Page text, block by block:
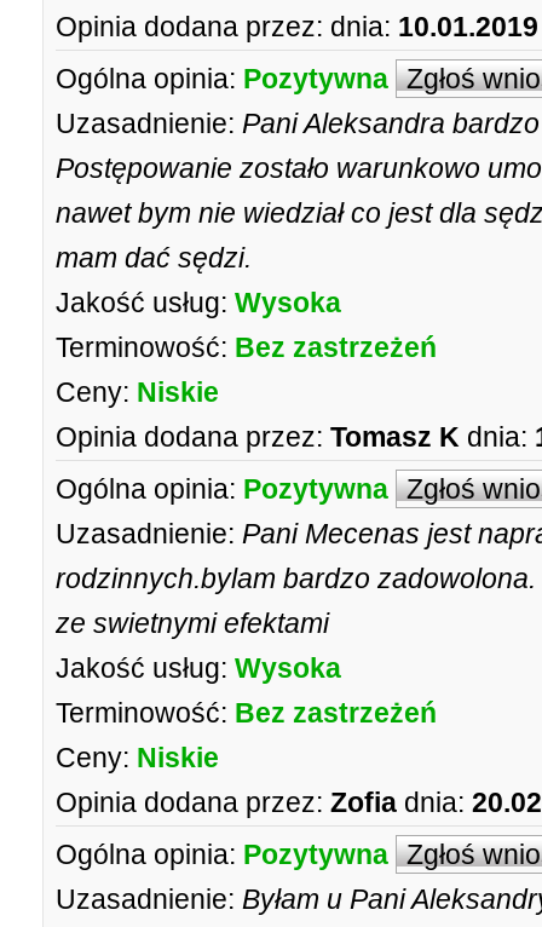
Opinia dodana przez: dnia:
Ogólna opinia: Pozytywna Zgłoś
Uzasadnienie: Pani Aleksandra
Postępowanie zostało warunkowo
nawet bym nie wiedział co jest dla
mam dać sędzi.
Jakość usług: Wysoka
Terminowość: Bez zastrzeżeń
Ceny: Niskie
Opinia dodana przez: Tomasz K dnia:
Ogólna opinia: Pozytywna Zgłoś
Uzasadnienie: Pani Mecenas jest
rodzinnych.bylam bardzo
ze swietnymi efektami
Jakość usług: Wysoka
Terminowość: Bez zastrzeżeń
Ceny: Niskie
Opinia dodana przez: Zofia dnia:
Ogólna opinia: Pozytywna Zgłoś
Uzasadnienie: Byłam u Pani